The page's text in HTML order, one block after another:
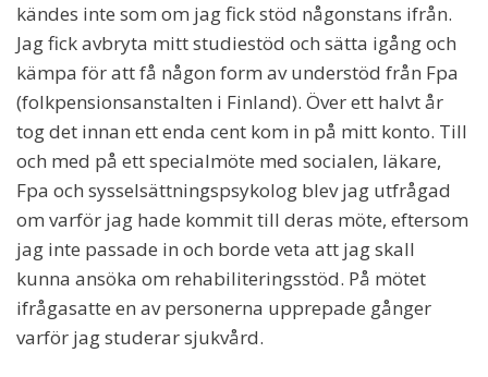
kändes inte som om jag fick stöd någonstans ifrån.
Jag fick avbryta mitt studiestöd och sätta igång och
kämpa för att få någon form av understöd från Fpa
(folkpensionsanstalten i Finland). Över ett halvt år
tog det innan ett enda cent kom in på mitt konto. Till
och med på ett specialmöte med socialen, läkare,
Fpa och sysselsättningspsykolog blev jag utfrågad
om varför jag hade kommit till deras möte, eftersom
jag inte passade in och borde veta att jag skall
kunna ansöka om rehabiliteringsstöd. På mötet
ifrågasatte en av personerna upprepade gånger
varför jag studerar sjukvård.